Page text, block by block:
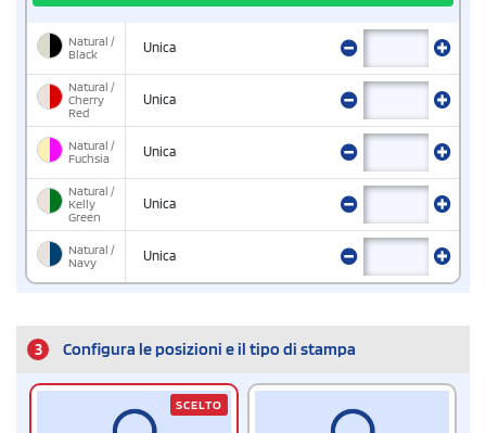
Natural /
Black
Unica
Natural /
Cherry
Red
Unica
Natural /
Fuchsia
Unica
Natural /
Kelly
Green
Unica
Natural /
Navy
Unica
3 Configura le posizioni e il tipo di stampa
SCELTO